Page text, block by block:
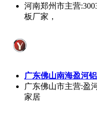
河南郑州市主营
板厂家，
广东佛山南海盈河
广东佛山市主营:盈
家居